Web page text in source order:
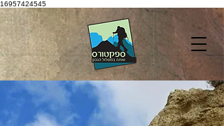
16957424545